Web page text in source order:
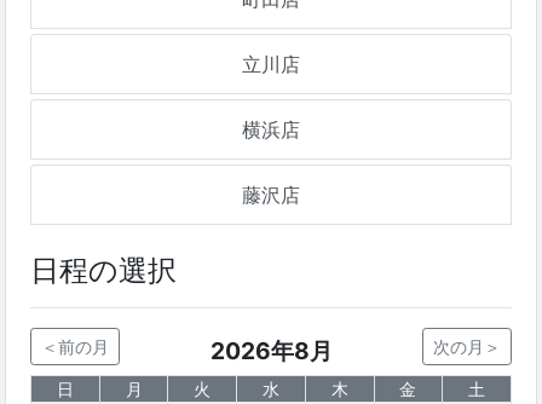
立川店
横浜店
藤沢店
日程の選択
＜前の月 2026年8月 次の月＞
日 月 火 水 木 金 土